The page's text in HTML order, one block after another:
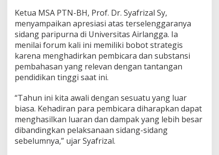
D
i
a
m
i
k
a
P
n
d
i
d
i
Ketua MSA PTN-BH, Prof. Dr. Syafrizal Sy,
menyampaikan apresiasi atas terselenggaranya
sidang paripurna di Universitas Airlangga. Ia
menilai forum kali ini memiliki bobot strategis
karena menghadirkan pembicara dan substansi
pembahasan yang relevan dengan tantangan
pendidikan tinggi saat ini.
“Tahun ini kita awali dengan sesuatu yang luar
biasa. Kehadiran para pembicara diharapkan dapat
menghasilkan luaran dan dampak yang lebih besar
dibandingkan pelaksanaan sidang-sidang
sebelumnya,” ujar Syafrizal.